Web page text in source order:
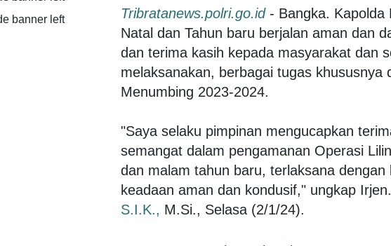
Tribratanews.polri.go.id- Bangka. Kapolda
Natal dan Tahun baru berjalan aman dan
dan terima kasih kepada masyarakat dan
melaksanakan, berbagai tugas khususnya
Menumbing 2023-2024.
"Saya selaku pimpinan mengucapkan
semangat dalam pengamanan Operasi
dan malam tahun baru, terlaksana
keadaan aman dan kondusif," ungkap
S.I.K., M.Si., Selasa (2/1/24).